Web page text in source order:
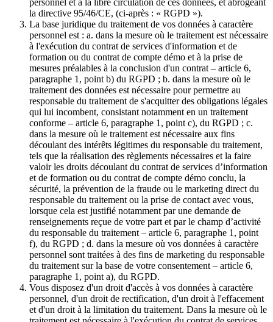
personnel et à la libre circulation de ces données, et abrogeant
la directive 95/46/CE, (ci-après : « RGPD »).
La base juridique du traitement de vos données à caractère
personnel est : a. dans la mesure où le traitement est nécessaire
à l'exécution du contrat de services d'information et de
formation ou du contrat de compte démo et à la prise de
mesures préalables à la conclusion d'un contrat – article 6,
paragraphe 1, point b) du RGPD ; b. dans la mesure où le
traitement des données est nécessaire pour permettre au
responsable du traitement de s'acquitter des obligations légales
qui lui incombent, consistant notamment en un traitement
conforme – article 6, paragraphe 1, point c), du RGPD ; c.
dans la mesure où le traitement est nécessaire aux fins
découlant des intérêts légitimes du responsable du traitement,
tels que la réalisation des règlements nécessaires et la faire
valoir les droits découlant du contrat de services d’information
et de formation ou du contrat de compte démo conclu, la
sécurité, la prévention de la fraude ou le marketing direct du
responsable du traitement ou la prise de contact avec vous,
lorsque cela est justifié notamment par une demande de
renseignements reçue de votre part et par le champ d’activité
du responsable du traitement – article 6, paragraphe 1, point
f), du RGPD ; d. dans la mesure où vos données à caractère
personnel sont traitées à des fins de marketing du responsable
du traitement sur la base de votre consentement – article 6,
paragraphe 1, point a), du RGPD.
Vous disposez d'un droit d'accès à vos données à caractère
personnel, d'un droit de rectification, d'un droit à l'effacement
et d'un droit à la limitation du traitement. Dans la mesure où le